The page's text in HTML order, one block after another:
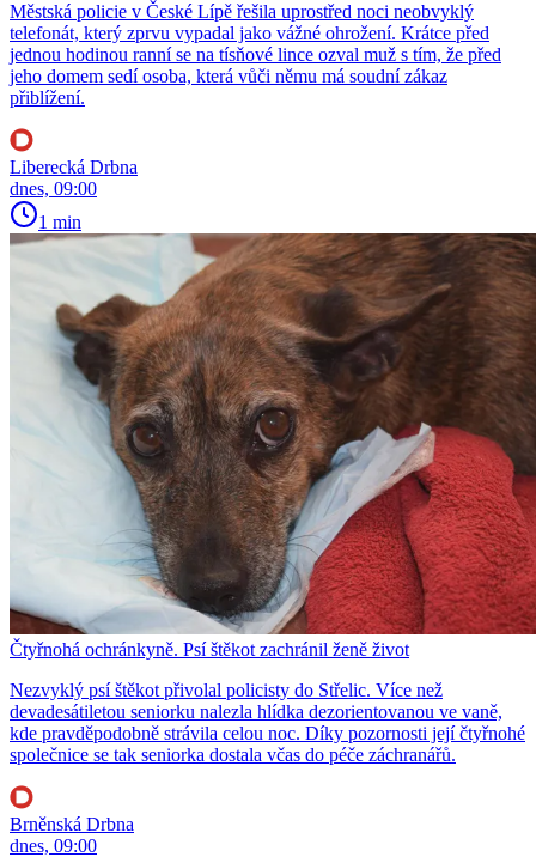
Městská policie v České Lípě řešila uprostřed noci neobvyklý
telefonát, který zprvu vypadal jako vážné ohrožení. Krátce před
jednou hodinou ranní se na tísňové lince ozval muž s tím, že před
jeho domem sedí osoba, která vůči němu má soudní zákaz
přiblížení.
Liberecká Drbna
dnes, 09:00
1 min
Čtyřnohá ochránkyně. Psí štěkot zachránil ženě život
Nezvyklý psí štěkot přivolal policisty do Střelic. Více než
devadesátiletou seniorku nalezla hlídka dezorientovanou ve vaně,
kde pravděpodobně strávila celou noc. Díky pozornosti její čtyřnohé
společnice se tak seniorka dostala včas do péče záchranářů.
Brněnská Drbna
dnes, 09:00